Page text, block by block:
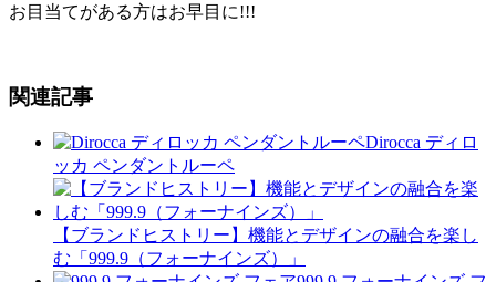
お目当てがある方はお早目に!!!
関連記事
Dirocca ディロ
ッカ ペンダントルーペ
【ブランドヒストリー】機能とデザインの融合を楽し
む「999.9（フォーナインズ）」